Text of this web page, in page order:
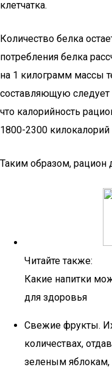
клетчатка.
Количество белка
потребления белка
на 1 килограмм массы
составляющую
что калорийность
1800-2300 килокалорий
Таким образом, рацион
Читайте также:
Какие напитки
для здоровья
Свежие фрукты.
количествах,
зеленым